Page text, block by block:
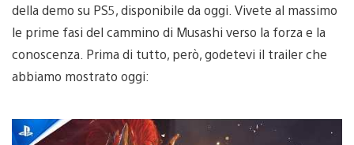
della demo su PS5, disponibile da oggi. Vivete al massimo
le prime fasi del cammino di Musashi verso la forza e la
conoscenza. Prima di tutto, però, godetevi il trailer che
abbiamo mostrato oggi: